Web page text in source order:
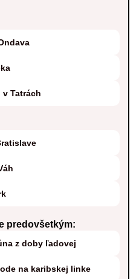
Tatrách
predovšetkým:
z doby ľadovej
na karibskej linke